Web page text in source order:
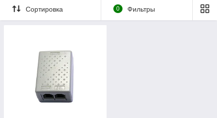
Сортировка 0 Фильтры